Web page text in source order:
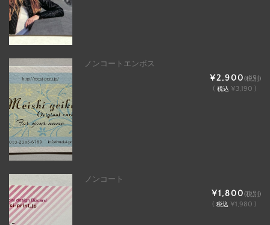
ノンコートエンボス
¥2,900(税別)
( 税込 ¥3,190 )
ノンコート
¥1,800(税別)
( 税込 ¥1,980 )